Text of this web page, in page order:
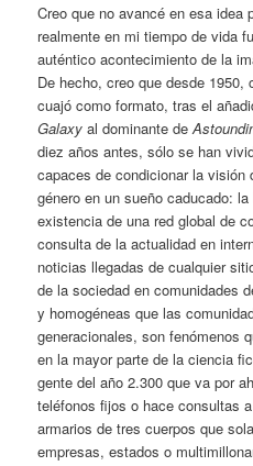
Creo que no avancé en esa idea
realmente en mi tiempo de vida
auténtico acontecimiento de la
De hecho, creo que desde 1950,
cuajó como formato, tras el
Galaxy al dominante de
diez años antes, sólo se han
capaces de condicionar la visión
género en un sueño caducado:
existencia de una red global de
consulta de la actualidad en
noticias llegadas de cualquier
de la sociedad en comunidades
y homogéneas que las
generacionales, son fenómenos
en la mayor parte de la ciencia
gente del año 2.300 que va por
teléfonos fijos o hace consultas
armarios de tres cuerpos que
empresas, estados o